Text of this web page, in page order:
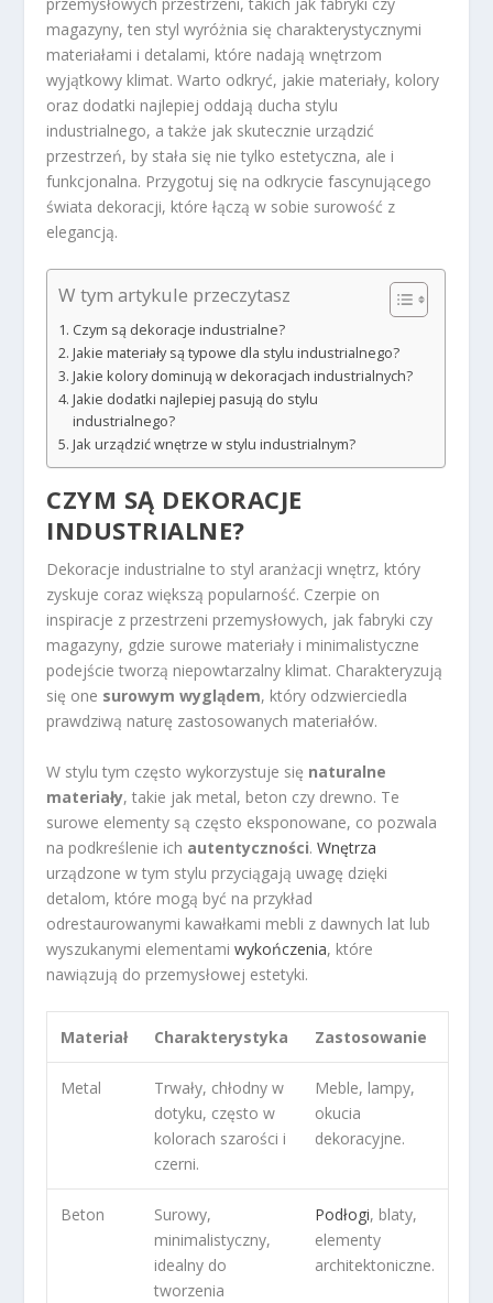
magazyny, ten styl wyróżnia się charakterystycznymi
materiałami i detalami, które nadają wnętrzom
wyjątkowy klimat. Warto odkryć, jakie materiały, kolory
oraz dodatki najlepiej oddają ducha stylu
industrialnego, a także jak skutecznie urządzić
przestrzeń, by stała się nie tylko estetyczna, ale i
funkcjonalna. Przygotuj się na odkrycie fascynującego
świata dekoracji, które łączą w sobie surowość z
elegancją.
W tym artykule przeczytasz
Czym są dekoracje industrialne?
Jakie materiały są typowe dla stylu industrialnego?
Jakie kolory dominują w dekoracjach industrialnych?
Jakie dodatki najlepiej pasują do stylu
industrialnego?
Jak urządzić wnętrze w stylu industrialnym?
CZYM SĄ DEKORACJE
INDUSTRIALNE?
Dekoracje industrialne to styl aranżacji wnętrz, który
zyskuje coraz większą popularność. Czerpie on
inspiracje z przestrzeni przemysłowych, jak fabryki czy
magazyny, gdzie surowe materiały i minimalistyczne
podejście tworzą niepowtarzalny klimat. Charakteryzują
się one surowym wyglądem, który odzwierciedla
prawdziwą naturę zastosowanych materiałów.
W stylu tym często wykorzystuje się naturalne
materiały, takie jak metal, beton czy drewno. Te
surowe elementy są często eksponowane, co pozwala
na podkreślenie ich autentyczności.Wnętrza
urządzone w tym stylu przyciągają uwagę dzięki
detalom, które mogą być na przykład
odrestaurowanymi kawałkami mebli z dawnych lat lub
wyszukanymi elementamiwykończenia, które
nawiązują do przemysłowej estetyki.
Materiał Charakterystyka Zastosowanie
Metal
Trwały, chłodny w
dotyku, często w
kolorach szarości i
czerni.
Meble, lampy,
okucia
dekoracyjne.
Beton
Surowy,
minimalistyczny,
idealny do
tworzenia
Podłogi, blaty,
elementy
architektoniczne.